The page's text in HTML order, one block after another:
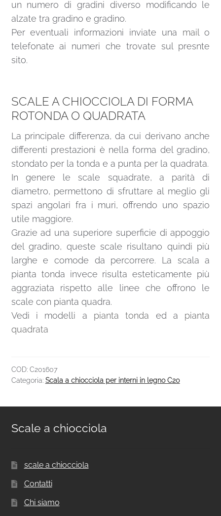
possibilità di fare le correzioni necessarie.
Il diametro delle scale a chiocciola non può
essere più piccolo di una certa misura, sia per
motivi legislativi sia per ragioni ergonomiche e
persona).
Le dimensioni minime per le scale a chiocciola
sono definite nella normativa UNI 10804 del
1999 dove sono definite le linee guida per una
corretta progettazione.
Le scale a chiocciola tonde non dovrebbero
avere un diametro inferiore a 110/120 cm,
mentre quelle a pianta quadra possono arrivare
a un minimo di 100 cm.
Per quanto riguarda il diametro massimo,
invece, l’unico limite è quello progettuale.
Normalmente le dimensioni delle scale a
chiocciola variano da un diametro minimo di
100 cm a un massimo di 200 cm con una
progressione di 10 cm in 10 cm in modo coprire
tutte le possibili dimensioni foro. In casi
particolari o per diametri superiori si possono
realizzare progetti su misura.
ALTEZZA E NUMERO DI GRADINI
dipende dall’altezza totale che deve essere
necessari occorre eseguire una misura che
consideri anche lo spessore del solaio E del
piano di arrivo, che va calcolata dal pavimento
di partenza al paviemnto arrivo.